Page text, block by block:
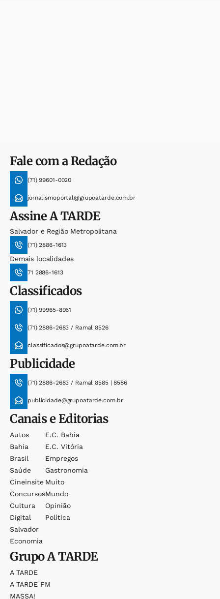
Fale com a Redação
(71) 99601-0020
jornalismoportal@grupoatarde.com.br
AssineA TARDE
Salvador e Região Metropolitana
(71) 2886-1613
Demais localidades
71 2886-1613
Classificados
(71) 99965-8961
(71) 2886-2683 / Ramal 8526
classificados@grupoatarde.com.br
Publicidade
(71) 2886-2683 / Ramal 8585 | 8586
publicidade@grupoatarde.com.br
Canais e Editorias
Autos
Bahia
Brasil
Saúde
Cineinsite
Concursos
Cultura
Digital
Salvador
Economia
E.c. Bahia
E.c. Vitória
Empregos
Gastronomia
Muito
Mundo
Opinião
Política
GrupoA TARDE
A TARDE
A TARDE FM
MASSA!